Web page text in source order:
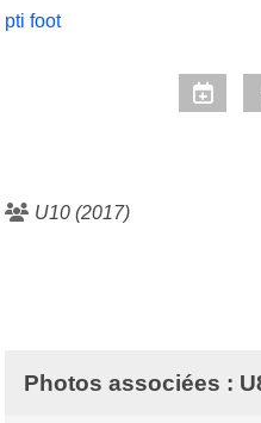
pti foot
U10 (2017)
Photos associées :